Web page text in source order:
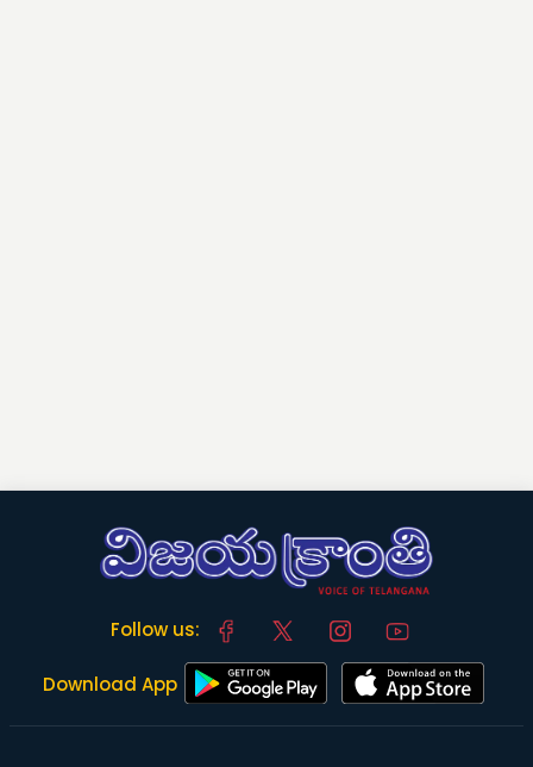
Follow us:
Download App